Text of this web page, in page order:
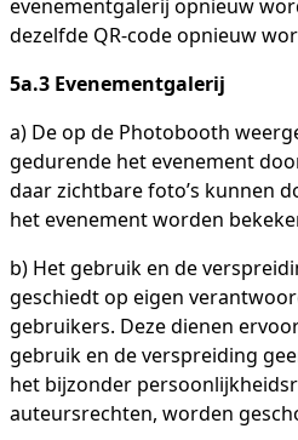
evenementgalerij opnieuw
dezelfde QR-code opnieuw
5a.3 Evenementgalerij
a) De op de Photobooth
gedurende het evenement
daar zichtbare foto’s kunnen
het evenement worden
b) Het gebruik en de
geschiedt op eigen
gebruikers. Deze dienen
gebruik en de verspreiding
het bijzonder
auteursrechten, worden